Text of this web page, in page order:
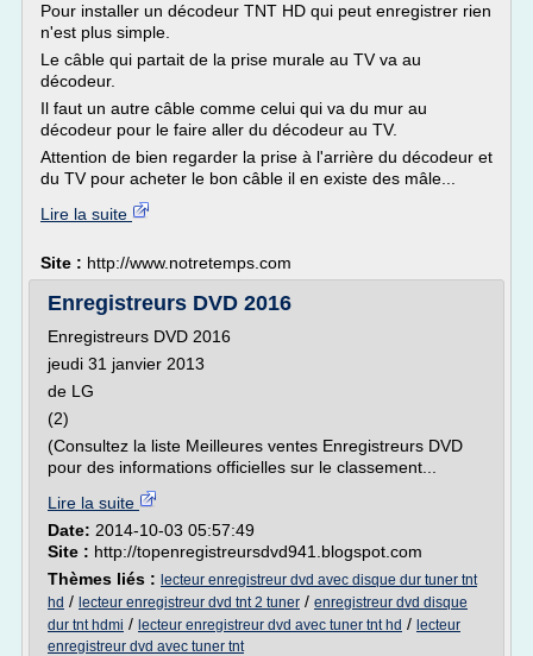
Pour installer un décodeur TNT HD qui peut enregistrer rien
n'est plus simple.
Le câble qui partait de la prise murale au TV va au
décodeur.
Il faut un autre câble comme celui qui va du mur au
décodeur pour le faire aller du décodeur au TV.
Attention de bien regarder la prise à l'arrière du décodeur et
du TV pour acheter le bon câble il en existe des mâle...
Lire la suite
Site : http://www.notretemps.com
Enregistreurs DVD 2016
Enregistreurs DVD 2016
jeudi 31 janvier 2013
de LG
(2)
(Consultez la liste Meilleures ventes Enregistreurs DVD
pour des informations officielles sur le classement...
Lire la suite
Date: 2014-10-03 05:57:49
Site : http://topenregistreursdvd941.blogspot.com
Thèmes liés : lecteur enregistreur dvd avec disque dur tuner tnt
hd / lecteur enregistreur dvd tnt 2 tuner / enregistreur dvd disque
dur tnt hdmi / lecteur enregistreur dvd avec tuner tnt hd / lecteur
enregistreur dvd avec tuner tnt